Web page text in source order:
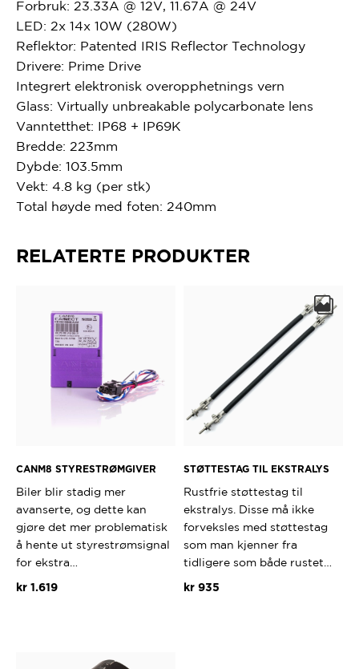
Forbruk: 23.33A @ 12V, 11.67A @ 24V
LED: 2x 14x 10W (280W)
Reflektor: Patented IRIS Reflector Technology
Drivere: Prime Drive
Integrert elektronisk overopphetnings vern
Glass: Virtually unbreakable polycarbonate lens
Vanntetthet: IP68 + IP69K
Bredde: 223mm
Dybde: 103.5mm
Vekt: 4.8 kg (per stk)
Total høyde med foten: 240mm
RELATERTE PRODUKTER
CANM8 STYRESTRØMGIVER
Biler blir stadig mer
avanserte, og dette kan
gjøre det mer problematisk
å hente ut styrestrømsignal
for ekstra…
kr1.619
STØTTESTAG TIL EKSTRALYS
Rustfrie støttestag til
ekstralys. Disse må ikke
forveksles med støttestag
som man kjenner fra
tidligere som både rustet…
kr 935